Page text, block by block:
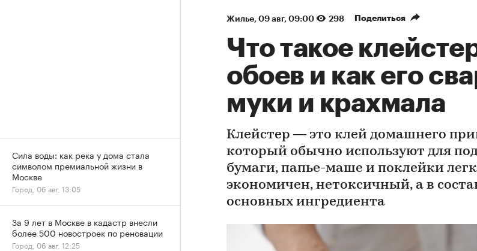
Жилье⁠, 09 авг, 09:00 298 Поделиться
Что такое
обоев и как его
муки и крахмала
Клейстер — это клей домашнего
который обычно используют для
бумаги, папье-маше и поклейки
экономичен, нетоксичный, а в
основных ингредиента
Сила воды: как река у дома стала
символом премиальной жизни в
Москве
Город, 06 авг, 13:05
За 9 лет в Москве в кадастр внесли
более 500 новостроек по реновации
Город, 06 авг, 12:25